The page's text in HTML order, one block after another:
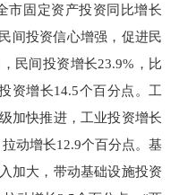
固定资产投资同比增长
间投资信心增强，促进民
民间投资增长23.9%，比
资增长14.5个百分点。工
加快推进，工业投资增长
动增长12.9个百分点。基
加大，带动基础设施投资